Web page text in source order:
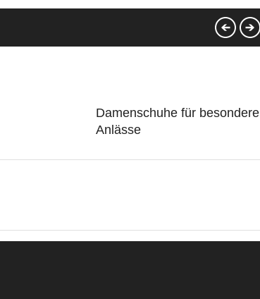
Damenschuhe für besondere
Anlässe